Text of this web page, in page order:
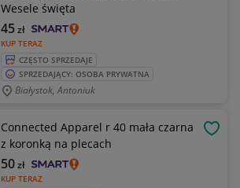
Wesele święta
KUP TERAZ
45zł
CZĘSTO SPRZEDAJE
SPRZEDAJĄCY: OSOBA PRYWATNA
Białystok, Antoniuk
Connected Apparel r 40 mała czarna
z koronką na plecach
KUP TERAZ
50zł